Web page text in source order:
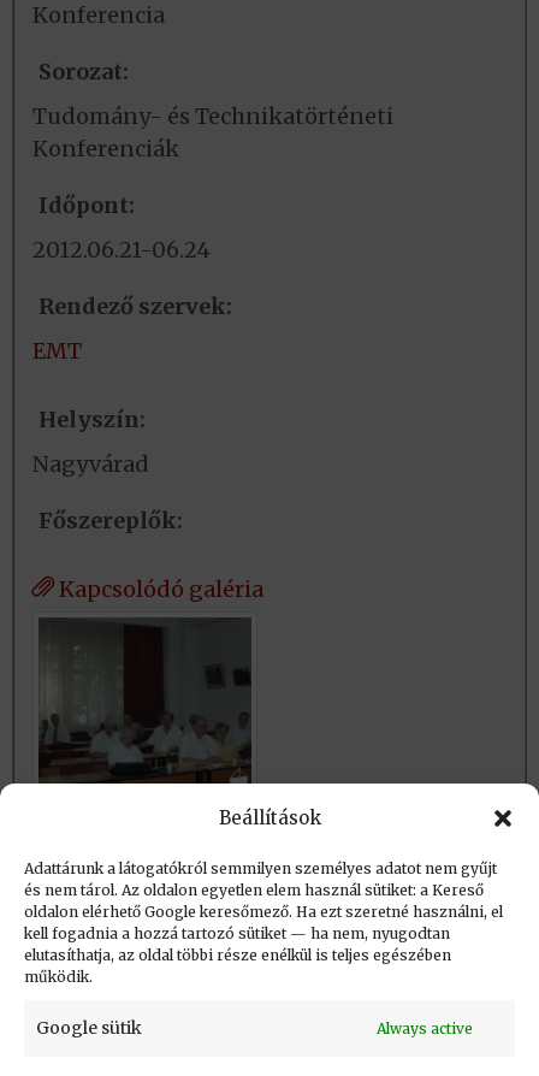
Beállítások
Adattárunk a látogatókról semmilyen személyes adatot nem gyűjt
és nem tárol. Az oldalon egyetlen elem használ sütiket: a Kereső
oldalon elérhető Google keresőmező. Ha ezt szeretné használni, el
kell fogadnia a hozzá tartozó sütiket — ha nem, nyugodtan
elutasíthatja, az oldal többi része enélkül is teljes egészében
működik.
Google sütik Always active
Konferencia
Sorozat:
Tudomány- és Technikatörténeti
Konferenciák
Időpont:
2012.06.21-06.24
Rendező szervek:
EMT
Helyszín:
Nagyvárad
Főszereplők:
Kapcsolódó galéria
Létrehozva (post_date): 2021.04.19. 22:07
Utolsó módosítás (post_modified): 2023.02.23.
17:36